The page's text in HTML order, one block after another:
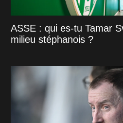
ASSE : qui es-tu Tamar
milieu stéphanois ?